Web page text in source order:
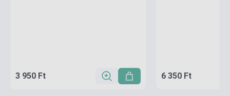
3 950 Ft 6 350 Ft